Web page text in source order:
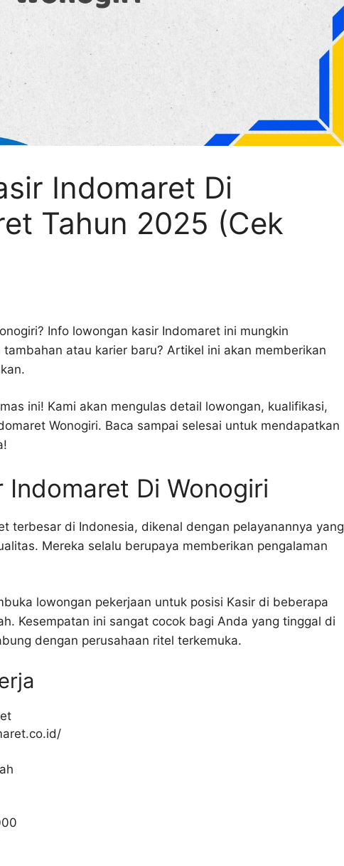
Indomaret Di
Tahun 2025 (Cek
Info lowongan kasir Indomaret ini mungkin
atau karier baru? Artikel ini akan memberikan
ini! Kami akan mengulas detail lowongan, kualifikasi,
Wonogiri. Baca sampai selesai untuk mendapatkan
Indomaret Di Wonogiri
terbesar di Indonesia, dikenal dengan pelayanannya yang
Mereka selalu berupaya memberikan pengalaman
lowongan pekerjaan untuk posisi Kasir di beberapa
Kesempatan ini sangat cocok bagi Anda yang tinggal di
dengan perusahaan ritel terkemuka.